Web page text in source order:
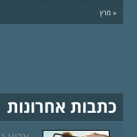
« מרץ
כתבות אחרונות